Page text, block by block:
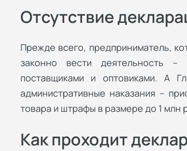
Отсутствие
Прежде всего, предприниматель,
законно вести деятельность –
поставщиками и оптовиками. А
административные наказания –
товара и штрафы в размере до 1 млн
Как проходит